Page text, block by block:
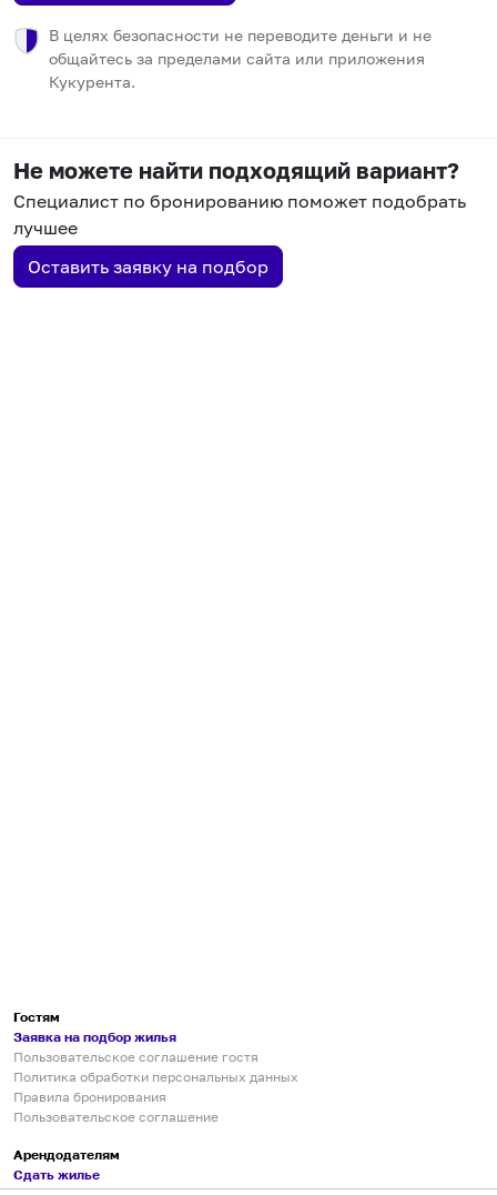
В целях безопасности не переводите деньги и не
общайтесь за пределами сайта или приложения
Кукурента.
Не можете найти подходящий вариант?
Специалист по бронированию поможет подобрать
лучшее
Оставить заявку на подбор
Гостям
Заявка на подбор жилья
Пользовательское соглашение гостя
Политика обработки персональных данных
Правила бронирования
Пользовательское соглашение
Арендодателям
Сдать жилье